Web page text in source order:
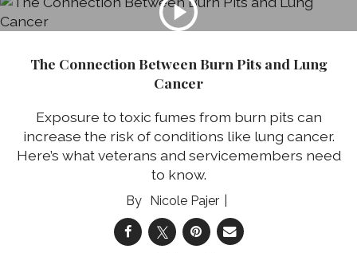
The Connection Between Burn Pits and Lung
Cancer
Exposure to toxic fumes from burn pits can
increase the risk of conditions like lung cancer.
Here’s what veterans and servicemembers need
to know.
Nicole Pajer